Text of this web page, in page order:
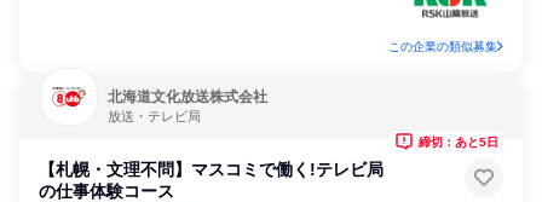
この企業の類似募集
北海道文化放送株式会社
放送・テレビ局
【札幌・文理不問】マスコミで働く!テレビ局
の仕事体験コース
締切：あと5日